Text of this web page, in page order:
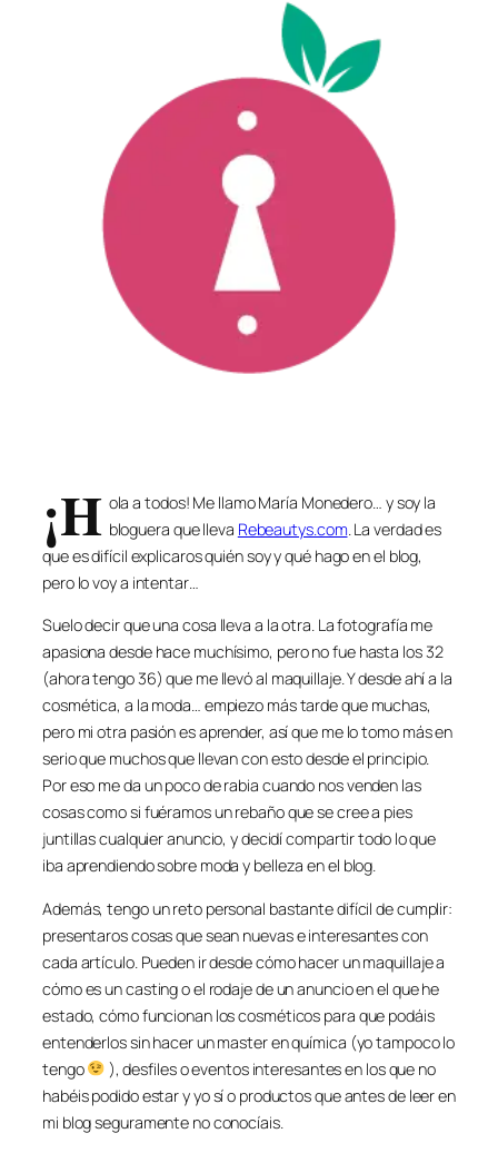
¡H ola a todos! Me llamo María Monedero… y soy la
bloguera que lleva Rebeautys.com. La verdad es
que es difícil explicaros quién soy y qué hago en el blog,
pero lo voy a intentar…
Suelo decir que una cosa lleva a la otra. La fotografía me
apasiona desde hace muchísimo, pero no fue hasta los 32
(ahora tengo 36) que me llevó al maquillaje. Y desde ahí a la
cosmética, a la moda… empiezo más tarde que muchas,
pero mi otra pasión es aprender, así que me lo tomo más en
serio que muchos que llevan con esto desde el principio.
Por eso me da un poco de rabia cuando nos venden las
cosas como si fuéramos un rebaño que se cree a pies
juntillas cualquier anuncio, y decidí compartir todo lo que
iba aprendiendo sobre moda y belleza en el blog.
Además, tengo un reto personal bastante difícil de cumplir:
presentaros cosas que sean nuevas e interesantes con
cada artículo. Pueden ir desde cómo hacer un maquillaje a
cómo es un casting o el rodaje de un anuncio en el que he
estado, cómo funcionan los cosméticos para que podáis
entenderlos sin hacer un master en química (yo tampoco lo
tengo
), desfiles o eventos interesantes en los que no
habéis podido estar y yo sí o productos que antes de leer en
mi blog seguramente no conocíais.